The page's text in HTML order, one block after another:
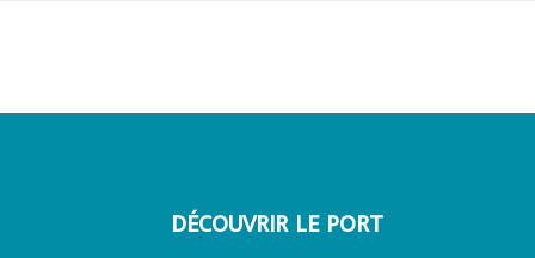
DÉCOUVRIR LE PORT